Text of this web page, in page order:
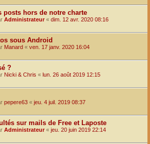
posts hors de notre charte
Administrateur « dim. 12 avr. 2020 08:16
sous Android
Manard « ven. 17 janv. 2020 16:04
?
Nicki & Chris « lun. 26 août 2019 12:15
pepere63 « jeu. 4 juil. 2019 08:37
sur mails de Free et Laposte
Administrateur « jeu. 20 juin 2019 22:14